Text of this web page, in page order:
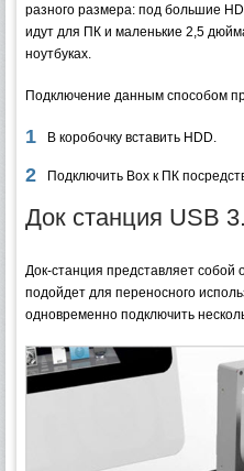
разного размера: под большие
идут для ПК и маленькие 2,5
ноутбуках.
Подключение данным способом
В коробочку вставить HDD.
Подключить Box к ПК
Док станция USB
Док-станция представляет собой
подойдет для переносного
одновременно подключить